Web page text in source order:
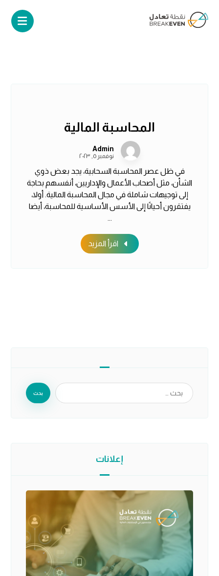
المحاسبة المالية
Admin
نوفمبر ٥, ٢٠٢٣
في ظل عصر المحاسبة السحابية، يجد بعض ذوي
الشأن، مثل أصحاب الأعمال والإداريين، أنفسهم بحاجة
إلى توجيهات شاملة في مجال المحاسبة المالية. أولا،
يفتقرون أحيانًا إلى الأسس الأساسية للمحاسبة، أيضا
...
اقرأ المزيد
بحث
إعلانات